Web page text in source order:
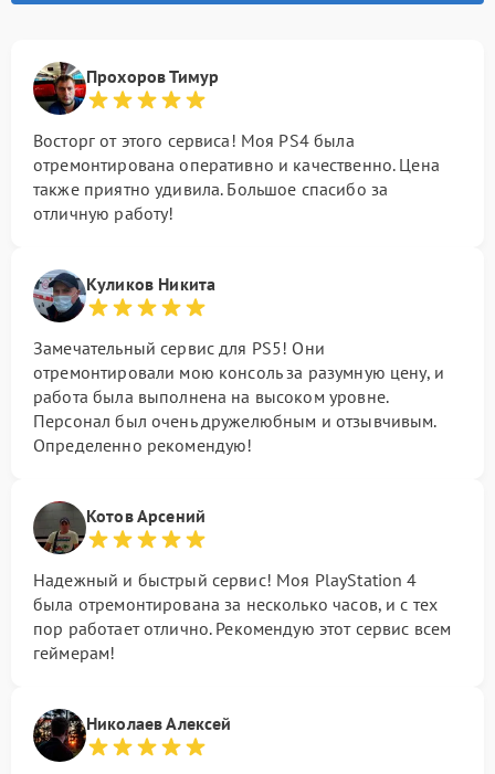
Прохоров Тимур
Восторг от этого сервиса! Моя PS4 была
отремонтирована оперативно и качественно. Цена
также приятно удивила. Большое спасибо за
отличную работу!
Куликов Никита
Замечательный сервис для PS5! Они
отремонтировали мою консоль за разумную цену, и
работа была выполнена на высоком уровне.
Персонал был очень дружелюбным и отзывчивым.
Определенно рекомендую!
Котов Арсений
Надежный и быстрый сервис! Моя PlayStation 4
была отремонтирована за несколько часов, и с тех
пор работает отлично. Рекомендую этот сервис всем
геймерам!
Николаев Алексей